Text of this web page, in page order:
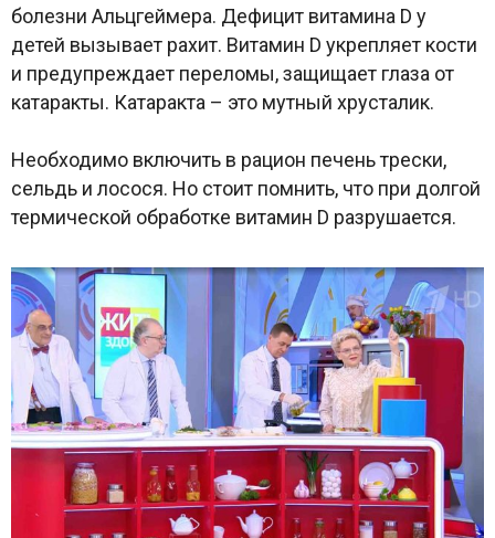
болезни Альцгеймера. Дефицит витамина D у
детей вызывает рахит. Витамин D укрепляет кости
и предупреждает переломы, защищает глаза от
катаракты. Катаракта – это мутный хрусталик.
Необходимо включить в рацион печень трески,
сельдь и лосося. Но стоит помнить, что при долгой
термической обработке витамин D разрушается.